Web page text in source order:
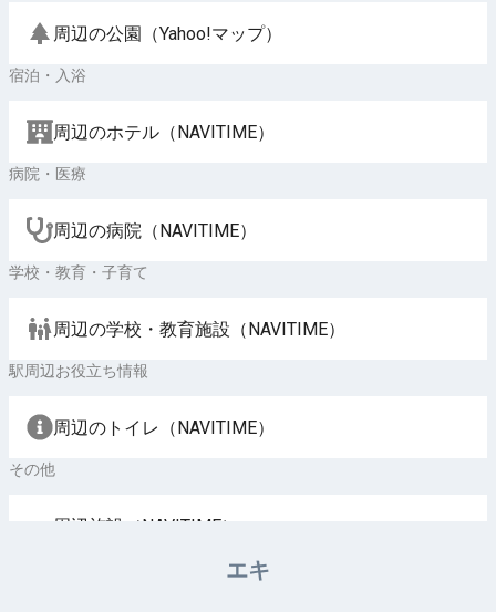
周辺の公園（Yahoo!マップ）
宿泊・入浴
周辺のホテル（NAVITIME）
病院・医療
周辺の病院（NAVITIME）
学校・教育・子育て
周辺の学校・教育施設（NAVITIME）
駅周辺お役立ち情報
周辺のトイレ（NAVITIME）
その他
周辺施設（NAVITIME）
エキ